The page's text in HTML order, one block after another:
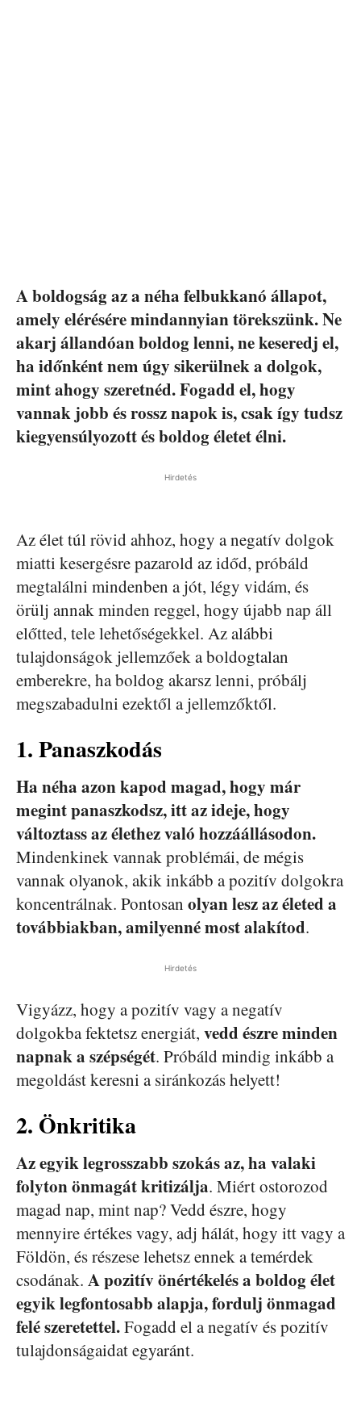
A boldogság az a néha felbukkanó állapot,
amely elérésére mindannyian törekszünk. Ne
akarj állandóan boldog lenni, ne keseredj el,
ha időnként nem úgy sikerülnek a dolgok,
mint ahogy szeretnéd. Fogadd el, hogy
vannak jobb és rossz napok is, csak így tudsz
kiegyensúlyozott és boldog életet élni.
Hirdetés
Az élet túl rövid ahhoz, hogy a negatív dolgok
miatti kesergésre pazarold az időd, próbáld
megtalálni mindenben a jót, légy vidám, és
örülj annak minden reggel, hogy újabb nap áll
előtted, tele lehetőségekkel. Az alábbi
tulajdonságok jellemzőek a boldogtalan
emberekre, ha boldog akarsz lenni, próbálj
megszabadulni ezektől a jellemzőktől.
1. Panaszkodás
Ha néha azon kapod magad, hogy már
megint panaszkodsz, itt az ideje, hogy
változtass az élethez való hozzáállásodon.
Mindenkinek vannak problémái, de mégis
vannak olyanok, akik inkább a pozitív dolgokra
koncentrálnak. Pontosan olyan lesz az életed a
továbbiakban, amilyenné most alakítod.
Hirdetés
Vigyázz, hogy a pozitív vagy a negatív
dolgokba fektetsz energiát, vedd észre minden
napnak a szépségét. Próbáld mindig inkább a
megoldást keresni a siránkozás helyett!
2. Önkritika
Az egyik legrosszabb szokás az, ha valaki
folyton önmagát kritizálja. Miért ostorozod
magad nap, mint nap? Vedd észre, hogy
mennyire értékes vagy, adj hálát, hogy itt vagy a
Földön, és részese lehetsz ennek a temérdek
csodának. A pozitív önértékelés a boldog élet
egyik legfontosabb alapja, fordulj önmagad
felé szeretettel.Fogadd el a negatív és pozitív
tulajdonságaidat egyaránt.